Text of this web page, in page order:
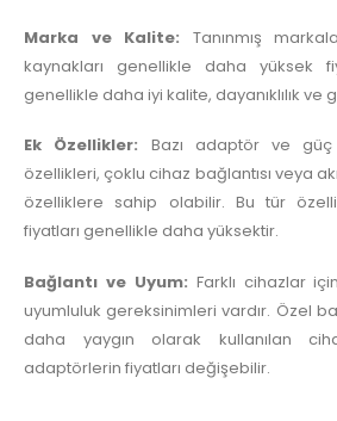
Marka ve Kalite: Tanınmış
kaynakları genellikle daha yüksek
genellikle daha iyi kalite, dayanıklılık ve
Ek Özellikler: Bazı adaptör ve güç
özellikleri, çoklu cihaz bağlantısı veya
özelliklere sahip olabilir. Bu tür
fiyatları genellikle daha yüksektir.
Bağlantı ve Uyum: Farklı cihazlar
uyumluluk gereksinimleri vardır. Özel
daha yaygın olarak kullanılan
adaptörlerin fiyatları değişebilir.